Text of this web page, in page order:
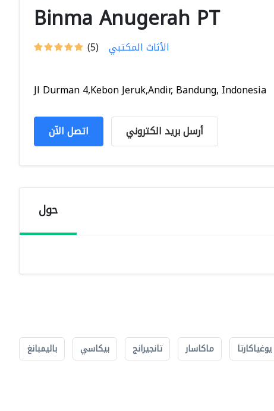
Binma Anugerah PT
(5) الأثاث المكتبي
Jl Durman 4,Kebon Jeruk,Andir, Bandung, Indonesia
اتصل الآن أرسل بريد الكتروني
حول
يوغياكارتا ماكاسار تانجيرانج بيكاسي باليمبانغ